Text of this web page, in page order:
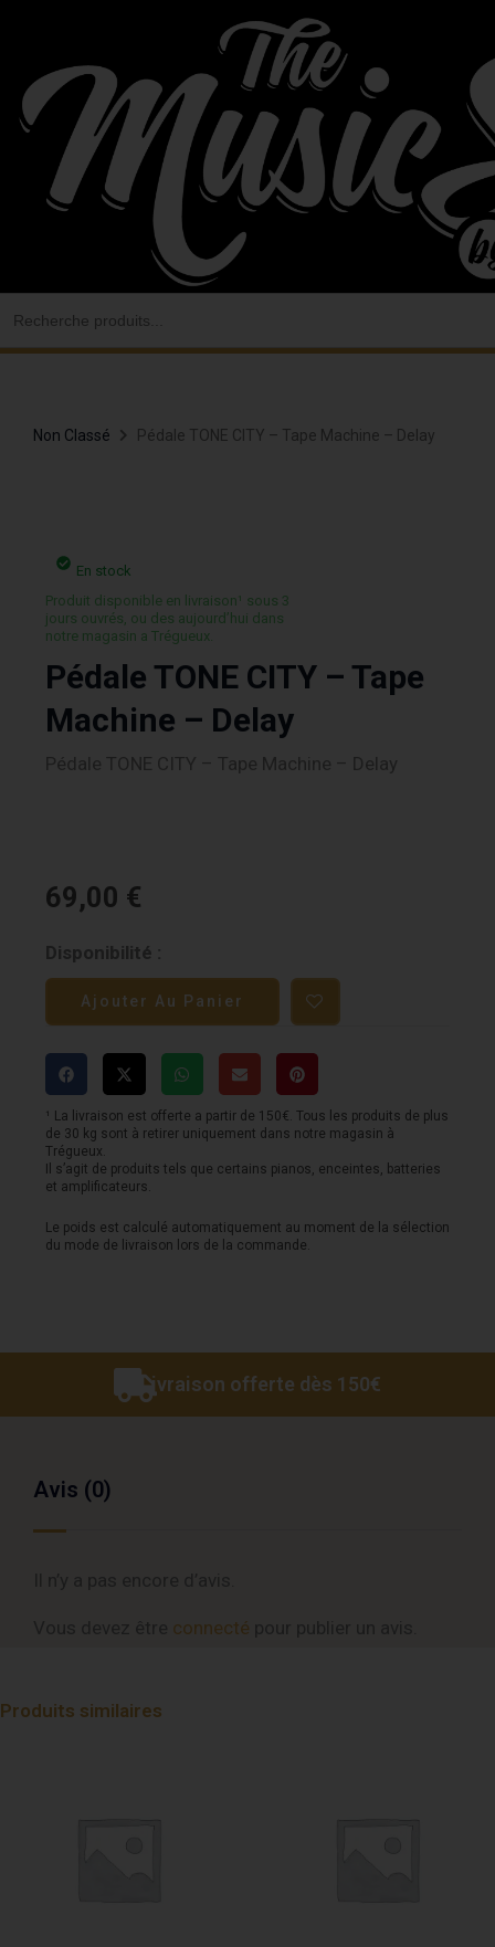
contenu
Non Classé Pédale TONE CITY – Tape Machine – Delay
En stock
Produit disponible en livraison¹ sous 3
jours ouvrés, ou des aujourd’hui dans
notre magasin a Trégueux.
Pédale TONE CITY – Tape
Machine – Delay
Pédale TONE CITY – Tape Machine – Delay
69,00 €
Disponibilité :
quantité
de
Pédale
TONE
CITY
-
Tape
Machine
-
Delay
Ajouter Au Panier
¹ La livraison est offerte a partir de 150€. Tous les produits de plus
de 30 kg sont à retirer uniquement dans notre magasin à
Trégueux.
Il s’agit de produits tels que certains pianos, enceintes, batteries
et amplificateurs.
Le poids est calculé automatiquement au moment de la sélection
du mode de livraison lors de la commande.
Livraison offerte dès 150€
Avis (0)
connecté
Produits similaires